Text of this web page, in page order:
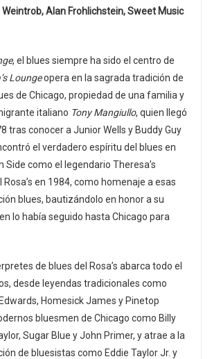
Alan Frohlichstein, Sweet Music
, el blues siempre ha sido el centro de
Loungeopera en la sagrada tradición de
de Chicago, propiedad de una familia y
italiano Tony Mangiullo, quien llegó
tras conocer a Junior Wells y Buddy Guy
el verdadero espíritu del blues en
Side como el legendario Theresa’s
Rosa’s en 1984, como homenaje a esas
blues, bautizándolo en honor a su
lo había seguido hasta Chicago para
de blues del Rosa’s abarca todo el
desde leyendas tradicionales como
Homesick James y Pinetop
bluesmen de Chicago como Billy
Sugar Blue y John Primer, y atrae a la
de bluesistas como Eddie Taylor Jr. y